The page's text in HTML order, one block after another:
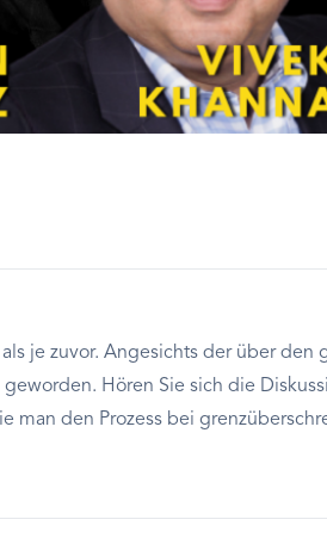
je zuvor. Angesichts der über den
Hören Sie sich die
den Prozess bei